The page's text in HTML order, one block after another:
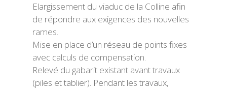
Elargissement du viaduc de la Colline afin
de répondre aux exigences des nouvelles
rames.
Mise en place d’un réseau de points fixes
avec calculs de compensation.
Relevé du gabarit existant avant travaux
(piles et tablier). Pendant les travaux,